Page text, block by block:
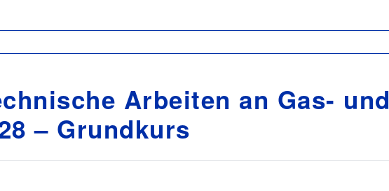
Arbeiten an Gas- und
– Grundkurs